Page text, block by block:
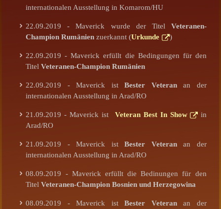
internationalen Ausstellung in Komarom/HU
22.09.2019 - Maverick wurde der Titel Veteranen-
Champion Rumänien zuerkannt (Urkunde )
22.09.2019 - Maverick erfüllt die Bedingungen für den
TitelVeteranen-Champion Rumänien
22.09.2019 - Maverick istBester Veteranan der
internationalen Ausstellung in Arad/RO
21.09.2019 - Maverick ist Veteran Best In Show
in
Arad/RO
21.09.2019 - Maverick istBester Veteranan der
internationalen Ausstellung in Arad/RO
08.09.2019 - Maverick erfüllt die Bedinungen für den
TitelVeteranen-Champion Bosnien und Herzegowina
08.09.2019 - Maverick istBester Veteranan der